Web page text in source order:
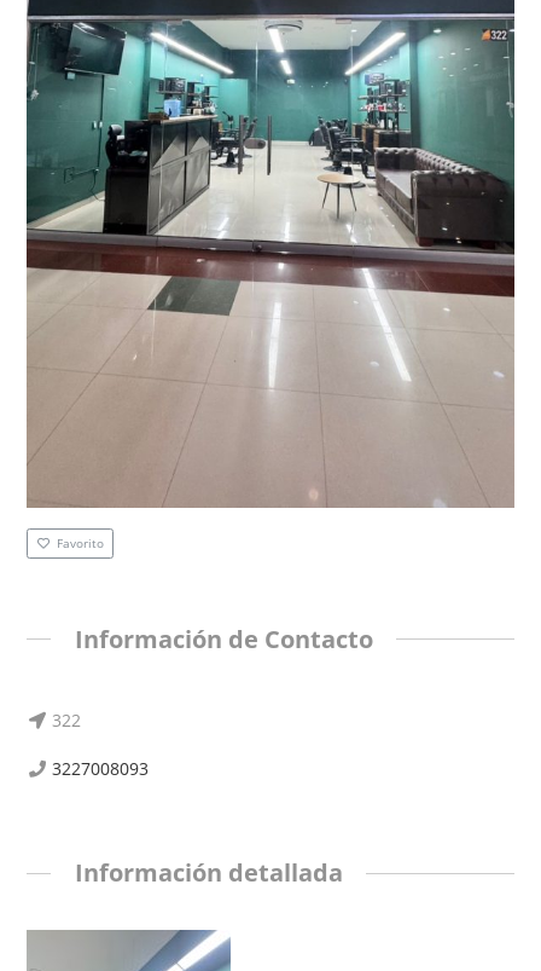
Favorito
Información de Contacto
322
3227008093
Información detallada